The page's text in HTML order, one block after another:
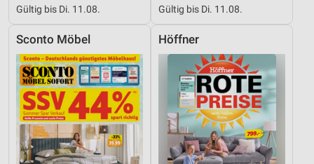
Gültig bis Di. 11.08. Gültig bis Di. 11.08.
Sconto Möbel Höffner